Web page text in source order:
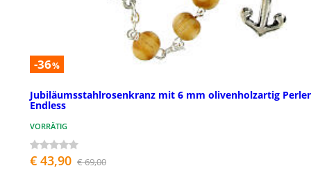
-36%
Jubiläumsstahlrosenkranz mit 6 mm olivenholzartig
Endless
VORRÄTIG
€ 43,90 € 69,00